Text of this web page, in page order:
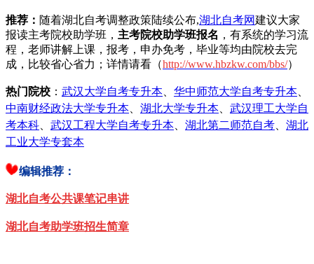
推荐： 随着湖北自考调整政策陆续公布,湖北自考网建议大家
报读主考院校助学班， 主考院校助学班报名 ，有系统的学习流
程，老师讲解上课，报考，申办免考，毕业等均由院校去完
成，比较省心省力；详情请看（http://www.hbzkw.com/bbs/）
热门院校 ： 武汉大学自考专升本 华中师范大学自考专升本
中南财经政法大学专升本
湖北大学专升本
武汉理工大学自
考本科
武汉工程大学自考专升本 湖北第二师范自考
湖北
工业大学专套本
编辑推荐：
湖北自考公共课笔记串讲
湖北自考助学班招生简章